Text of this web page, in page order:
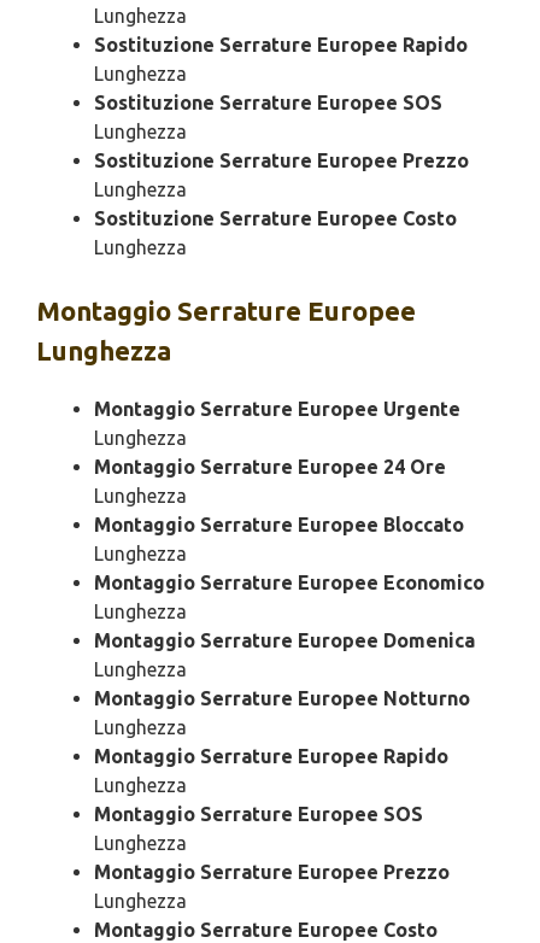
Lunghezza
Sostituzione Serrature Europee Rapido
Lunghezza
Sostituzione Serrature Europee SOS
Lunghezza
Sostituzione Serrature Europee Prezzo
Lunghezza
Sostituzione Serrature Europee Costo
Lunghezza
Montaggio Serrature Europee
Lunghezza
Montaggio Serrature Europee Urgente
Lunghezza
Montaggio Serrature Europee 24 Ore
Lunghezza
Montaggio Serrature Europee Bloccato
Lunghezza
Montaggio Serrature Europee Economico
Lunghezza
Montaggio Serrature Europee Domenica
Lunghezza
Montaggio Serrature Europee Notturno
Lunghezza
Montaggio Serrature Europee Rapido
Lunghezza
Montaggio Serrature Europee SOS
Lunghezza
Montaggio Serrature Europee Prezzo
Lunghezza
Montaggio Serrature Europee Costo